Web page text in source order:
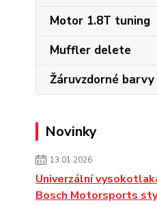
Motor 1.8T tuning
Muffler delete
Žáruvzdorné barvy
Novinky
13.01.2026
Univerzální
Bosch Motorsports